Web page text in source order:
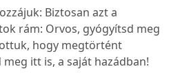
Biztosan azt a
rám: Orvos, gyógyítsd meg
hogy megtörtént
itt is, a saját hazádban!